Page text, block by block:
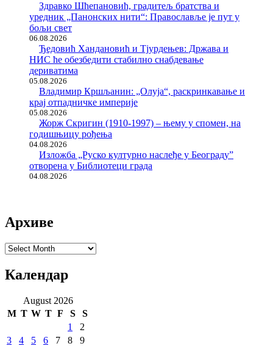
Здравко Шћепановић, градитељ братства и
уредник „Панонских нити“: Православље је пут у
бољи свет
06.08.2026
Ђедовић Хандановић и Тјурдењев: Држава и
НИС ће обезбедити стабилно снабдевање
дериватима
05.08.2026
Владимир Кршљанин: „Олуја“, раскринкавање и
крај отпадничке империје
05.08.2026
Жорж Скригин (1910-1997) – њему у спомен, на
годишњицу рођења
04.08.2026
Изложба „Руско културно наслеђе у Београду”
отворена у Библиотеци града
04.08.2026
Архиве
Архиве
Календар
August 2026
M T W T F S
S
1
2
3
4 5 6 7 8
9